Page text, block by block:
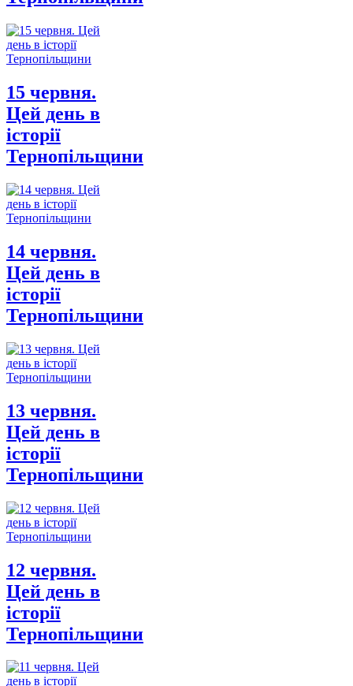
15 червня.
Цей день в
історії
Тернопільщини
14 червня.
Цей день в
історії
Тернопільщини
13 червня.
Цей день в
історії
Тернопільщини
12 червня.
Цей день в
історії
Тернопільщини